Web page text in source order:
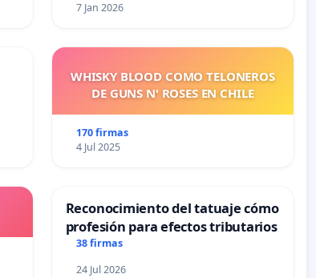
7 Jan 2026
WHISKY BLOOD COMO TELONEROS
DE GUNS N' ROSES EN CHILE
170 firmas
4 Jul 2025
Reconocimiento del tatuaje cómo
profesión para efectos tributarios
38 firmas
24 Jul 2026